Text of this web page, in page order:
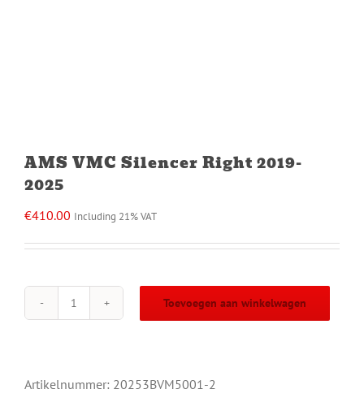
AMS VMC Silencer Right 2019-
2025
€410.00 Including 21% VAT
Right
Toevoegen aan winkelwagen
Artikelnummer: 20253BVM5001-2